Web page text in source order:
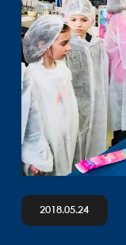
2018.05.24